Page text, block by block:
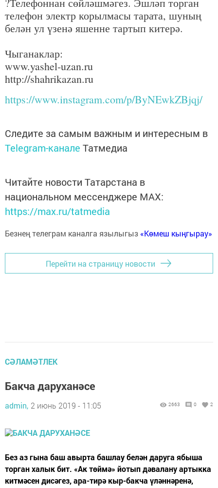
телефон электр корылмасы тарата, шуның
белән ул үзенә яшенне тартып китерә.
Чыганаклар:
www.yashel-uzan.ru
http://shahrikazan.ru
https://www.instagram.com/p/ByNEwkZBjqj/
Следите за самым важным и интересным в
Telegram-канале Татмедиа
Читайте новости Татарстана в
национальном мессенджере MАХ:
https://max.ru/tatmedia
Безнең телеграм каналга язылыгыз «Көмеш кыңгырау»
Перейти на страницу новости
СӘЛАМӘТЛЕК
Бакча даруханәсе
admin, 2 июнь 2019 - 11:05 2663 0 2
Без аз гына баш авырта башлау белән даруга ябыша
торган халык бит. «Ак төймә» йотып дәвалану артыкка
китмәсен дисәгез, ара-тирә кыр-бакча үләннәренә,